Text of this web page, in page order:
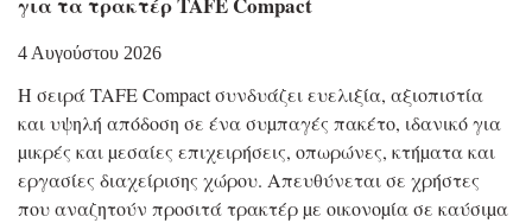
4 Αυγούστου 2026
Η σειρά TAFE Compact συνδυάζει ευελιξία, αξιοπιστία
και υψηλή απόδοση σε ένα συµπαγές πακέτο, ιδανικό για
µικρές και µεσαίες επιχειρήσεις, οπωρώνες, κτήµατα και
εργασίες διαχείρισης χώρου. Απευθύνεται σε χρήστες
που αναζητούν προσιτά τρακτέρ µε οικονοµία σε καύσιµα